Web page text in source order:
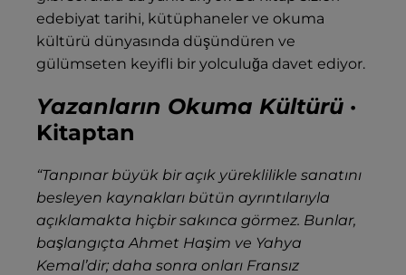
edebiyat tarihi, kütüphaneler ve okuma
kültürü dünyasında düşündüren ve
gülümseten keyifli bir yolculuğa davet ediyor.
Yazanların Okuma Kültürü ·
Kitaptan
“Tanpınar büyük bir açık yüreklilikle sanatını
besleyen kaynakları bütün ayrıntılarıyla
açıklamakta hiçbir sakınca görmez. Bunlar,
başlangıçta Ahmet Haşim ve Yahya
Kemal’dir; daha sonra onları Fransız